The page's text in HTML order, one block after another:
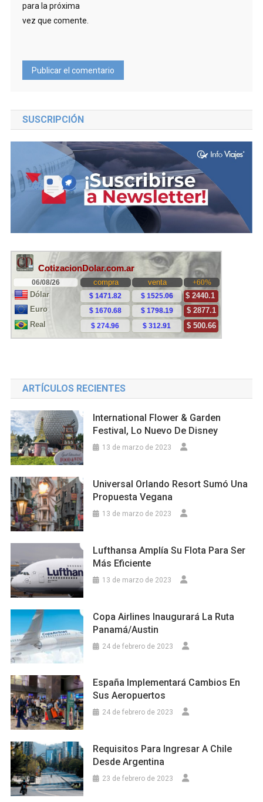
para la próxima
vez que comente.
SUSCRIPCIÓN
ARTÍCULOS RECIENTES
International Flower & Garden
Festival, Lo Nuevo De Disney
13 de marzo de 2023
Universal Orlando Resort Sumó Una
Propuesta Vegana
13 de marzo de 2023
Lufthansa Amplía Su Flota Para Ser
Más Eficiente
13 de marzo de 2023
Copa Airlines Inaugurará La Ruta
Panamá/Austin
24 de febrero de 2023
España Implementará Cambios En
Sus Aeropuertos
24 de febrero de 2023
Requisitos Para Ingresar A Chile
Desde Argentina
23 de febrero de 2023